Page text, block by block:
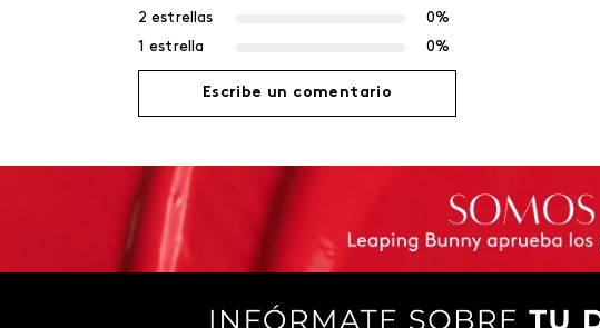
2 estrellas
0%
1 estrella
0%
Escribe un comentario
Agregar comentario
Título